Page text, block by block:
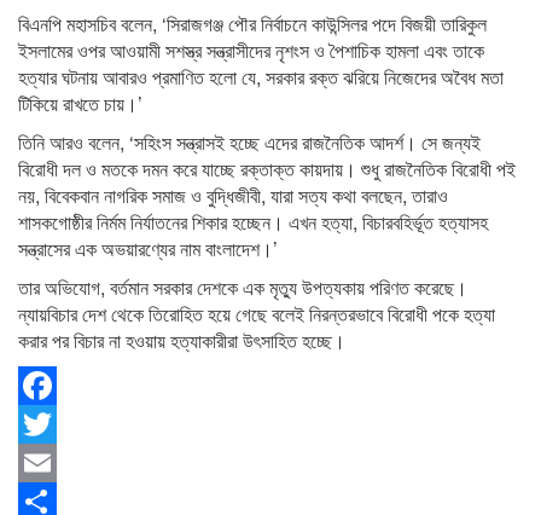
বিএনপি মহাসচিব বলেন, ‘সিরাজগঞ্জ পৌর নির্বাচনে কাউন্সিলর পদে বিজয়ী তারিকুল
ইসলামের ওপর আওয়ামী সশস্ত্র সন্ত্রাসীদের নৃশংস ও পৈশাচিক হামলা এবং তাকে
হত্যার ঘটনায় আবারও প্রমাণিত হলো যে, সরকার রক্ত ঝরিয়ে নিজেদের অবৈধ মতা
টিকিয়ে রাখতে চায়।’
তিনি আরও বলেন, ‘সহিংস সন্ত্রাসই হচ্ছে এদের রাজনৈতিক আদর্শ। সে জন্যই
বিরোধী দল ও মতকে দমন করে যাচ্ছে রক্তাক্ত কায়দায়। শুধু রাজনৈতিক বিরোধী পই
নয়, বিবেকবান নাগরিক সমাজ ও বুদ্ধিজীবী, যারা সত্য কথা বলছেন, তারাও
শাসকগোষ্ঠীর নির্মম নির্যাতনের শিকার হচ্ছেন। এখন হত্যা, বিচারবহির্ভূত হত্যাসহ
সন্ত্রাসের এক অভয়ারণ্যের নাম বাংলাদেশ।’
তার অভিযোগ, বর্তমান সরকার দেশকে এক মৃত্যু উপত্যকায় পরিণত করেছে।
ন্যায়বিচার দেশ থেকে তিরোহিত হয়ে গেছে বলেই নিরন্তরভাবে বিরোধী পকে হত্যা
করার পর বিচার না হওয়ায় হত্যাকারীরা উৎসাহিত হচ্ছে।
Facebook
Twitter
Email